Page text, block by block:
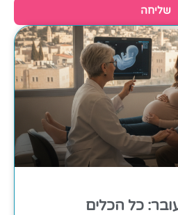
שליחה
כל הכלים